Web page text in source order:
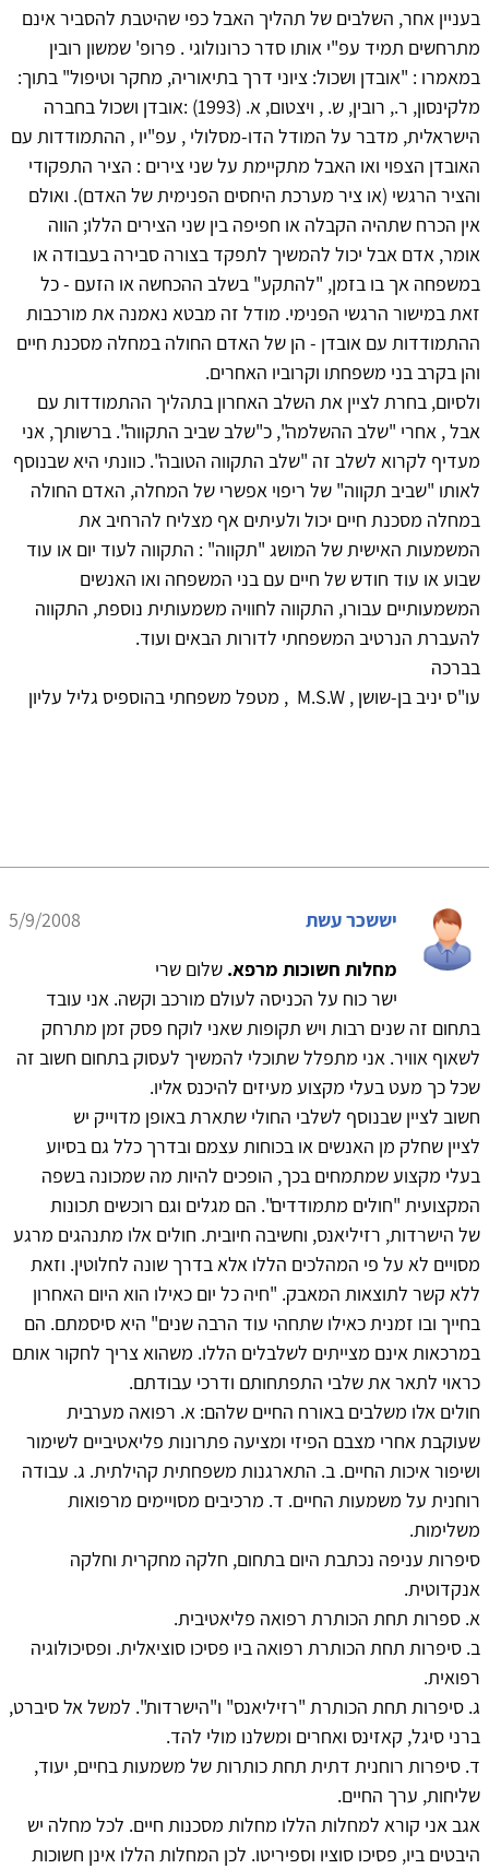
בעניין אחר, השלבים של תהליך האבל כפי שהיטבת להסביר אינם
מתרחשים תמיד עפ"י אותו סדר כרונולוגי . פרופ' שמשון רובין
במאמרו : "אובדן ושכול: ציוני דרך בתיאוריה, מחקר וטיפול" בתוך:
מלקינסון, ר., רובין, ש. , ויצטום, א. (1993) :אובדן ושכול בחברה
הישראלית, מדבר על המודל הדו-מסלולי , עפ"יו , ההתמודדות עם
האובדן הצפוי ואו האבל מתקיימת על שני צירים : הציר התפקודי
והציר הרגשי (או ציר מערכת היחסים הפנימית של האדם). ואולם
אין הכרח שתהיה הקבלה או חפיפה בין שני הצירים הללו; הווה
אומר, אדם אבל יכול להמשיך לתפקד בצורה סבירה בעבודה או
במשפחה אך בו בזמן, "להתקע" בשלב ההכחשה או הזעם - כל
זאת במישור הרגשי הפנימי. מודל זה מבטא נאמנה את מורכבות
ההתמודדות עם אובדן - הן של האדם החולה במחלה מסכנת חיים
והן בקרב בני משפחתו וקרוביו האחרים.
ולסיום, בחרת לציין את השלב האחרון בתהליך ההתמודדות עם
אבל , אחרי "שלב ההשלמה", כ"שלב שביב התקווה". ברשותך, אני
מעדיף לקרוא לשלב זה "שלב התקווה הטובה". כוונתי היא שבנוסף
לאותו "שביב תקווה" של ריפוי אפשרי של המחלה, האדם החולה
במחלה מסכנת חיים יכול ולעיתים אף מצליח להרחיב את
המשמעות האישית של המושג "תקווה" : התקווה לעוד יום או עוד
שבוע או עוד חודש של חיים עם בני המשפחה ואו האנשים
המשמעותיים עבורו, התקווה לחוויה משמעותית נוספת, התקווה
להעברת הנרטיב המשפחתי לדורות הבאים ועוד.
בברכה
עו"ס יניב בן-שושן , M.S.W , מטפל משפחתי בהוספיס גליל עליון
יששכר עשת
5/9/2008
מחלות חשוכות מרפא. שלום שרי
ישר כוח על הכניסה לעולם מורכב וקשה. אני עובד
בתחום זה שנים רבות ויש תקופות שאני לוקח פסק זמן מתרחק
לשאוף אוויר. אני מתפלל שתוכלי להמשיך לעסוק בתחום חשוב זה
שכל כך מעט בעלי מקצוע מעיזים להיכנס אליו.
חשוב לציין שבנוסף לשלבי החולי שתארת באופן מדוייק יש
לציין שחלק מן האנשים או בכוחות עצמם ובדרך כלל גם בסיוע
בעלי מקצוע שמתמחים בכך, הופכים להיות מה שמכונה בשפה
המקצועית "חולים מתמודדים". הם מגלים וגם רוכשים תכונות
של הישרדות, רזיליאנס, וחשיבה חיובית. חולים אלו מתנהגים מרגע
מסויים לא על פי המהלכים הללו אלא בדרך שונה לחלוטין. וזאת
ללא קשר לתוצאות המאבק. "חיה כל יום כאילו הוא היום האחרון
בחייך ובו זמנית כאילו שתחהי עוד הרבה שנים" היא סיסמתם. הם
במרכאות אינם מצייתים לשלבלים הללו. משהוא צריך לחקור אותם
כראוי לתאר את שלבי התפתחותם ודרכי עבודתם.
חולים אלו משלבים באורח החיים שלהם: א. רפואה מערבית
שעוקבת אחרי מצבם הפיזי ומציעה פתרונות פליאטיביים לשימור
ושיפור איכות החיים. ב. התארגנות משפחתית קהילתית. ג. עבודה
רוחנית על משמעות החיים. ד. מרכיבים מסויימים מרפואות
משלימות.
סיפרות עניפה נכתבת היום בתחום, חלקה מחקרית וחלקה
אנקדוטית.
א. ספרות תחת הכותרת רפואה פליאטיבית.
ב. סיפרות תחת הכותרת רפואה ביו פסיכו סוציאלית. ופסיכולוגיה
רפואית.
ג. סיפרות תחת הכותרת "רזיליאנס" ו"הישרדות". למשל אל סיברט,
ברני סיגל, קאזינס ואחרים ומשלנו מולי להד.
ד. סיפרות רוחנית דתית תחת כותרות של משמעות בחיים, יעוד,
שליחות, ערך החיים.
אגב אני קורא למחלות הללו מחלות מסכנות חיים. לכל מחלה יש
היבטים ביו, פסיכו סוציו וספיריטו. לכן המחלות הללו אינן חשוכות